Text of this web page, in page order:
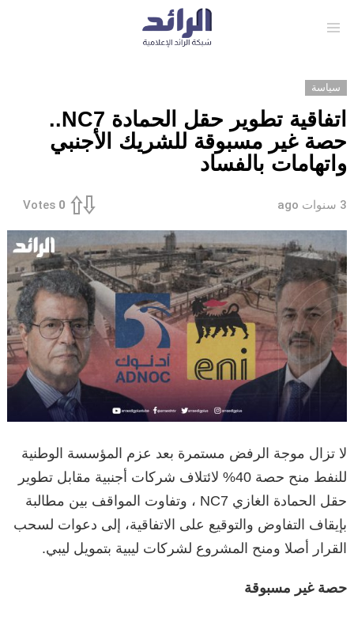
سياسة
اتفاقية تطوير حقل الحمادة NC7..
حصة غير مسبوقة للشريك الأجنبي
واتهامات بالفساد
3 سنوات ago 0
Votes
لا تزال موجة الرفض مستمرة بعد عزم المؤسسة الوطنية
للنفط منح حصة 40% لائتلاف شركات أجنبية مقابل تطوير
حقل الحمادة الغازي NC7 ، وتفاوت المواقف بين مطالبة
بإيقاف التفاوض والتوقيع على الاتفاقية، إلى دعوات لسحب
القرار أصلا ومنح المشروع لشركات ليبية بتمويل ليبي.
حصة غير مسبوقة